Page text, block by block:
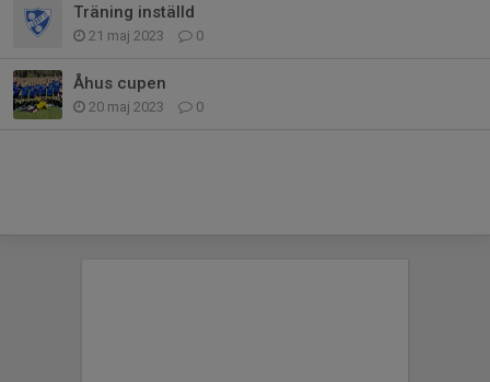
Träning inställd
21 maj 2023 0
Åhus cupen
20 maj 2023 0